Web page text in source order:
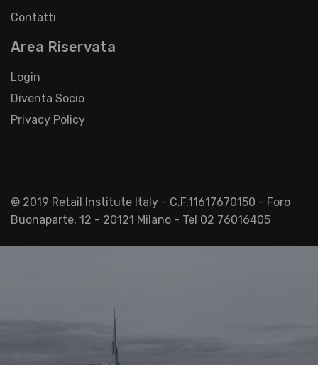
Contatti
Area Riservata
Login
Diventa Socio
Privacy Policy
© 2019 Retail Institute Italy - C.F.11617670150 - Foro
Buonaparte, 12 - 20121 Milano - Tel 02 76016405